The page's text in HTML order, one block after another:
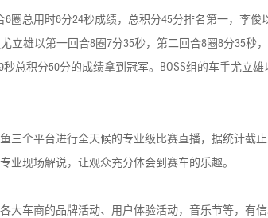
总用时6分24秒成绩，总积分45分排名第一，李俊
立雄以第一回合8圈7分35秒，第二回合8圈8分35秒
总积分50分的成绩拿到冠军。BOSS组的车手尤立
三个平台进行全天候的专业级比赛直播，据统计截
现场解说，让观众充分体会到赛车的乐趣。
大车商的品牌活动、用户体验活动，音乐节等，有